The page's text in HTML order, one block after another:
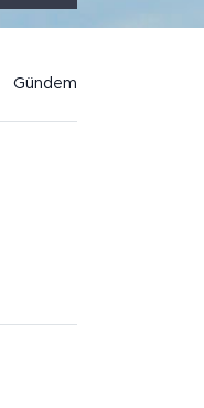
Gündem